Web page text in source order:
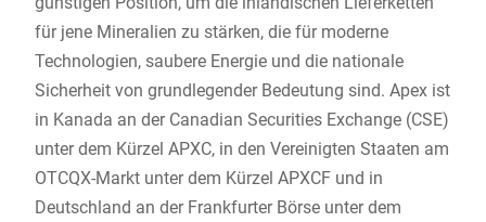
für jene Mineralien zu stärken, die für moderne
Technologien, saubere Energie und die nationale
Sicherheit von grundlegender Bedeutung sind. Apex ist
in Kanada an der Canadian Securities Exchange (CSE)
unter dem Kürzel APXC, in den Vereinigten Staaten am
OTCQX-Markt unter dem Kürzel APXCF und in
Deutschland an der Frankfurter Börse unter dem